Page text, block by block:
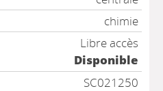
chimie
Libre accès
Disponible
SC021250